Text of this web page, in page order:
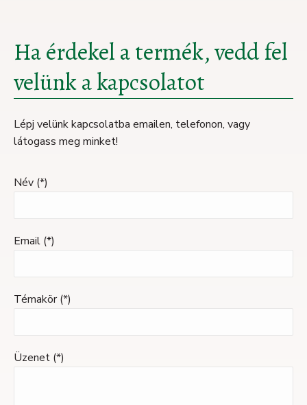
Ha érdekel a termék, vedd fel
velünk a kapcsolatot
Lépj velünk kapcsolatba emailen, telefonon, vagy
látogass meg minket!
Név (*)
Email (*)
Témakör (*)
Üzenet (*)